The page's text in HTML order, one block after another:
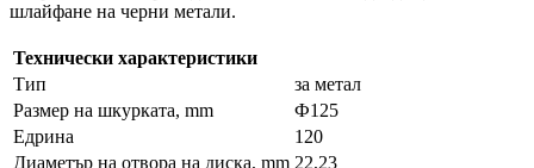
шлайфане на черни метали.
Технически характеристики
Тип
за метал
Размер на шкурката, mm
Ф125
Едрина
120
Диаметър на отвора на диска, mm 22,23